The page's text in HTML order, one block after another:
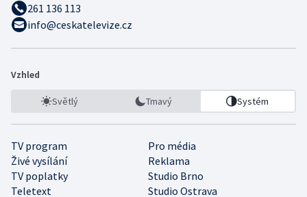
261 136 113
info@ceskatelevize.cz
Vzhled
Světlý Tmavý Systém
TV program
Pro média
Živé vysílání
Reklama
TV poplatky
Studio Brno
Teletext
Studio Ostrava